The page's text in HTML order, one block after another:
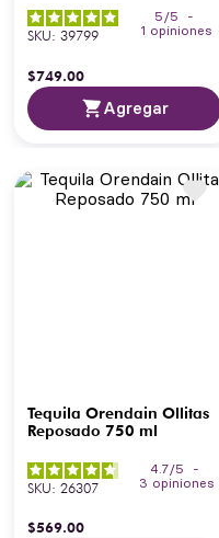
5 /5
-
1 opiniones
SKU: 39799
$749.00
Agregar
Tequila Orendain Ollitas
Reposado 750 ml
4.7/5
-
3 opiniones
SKU: 26307
$569.00